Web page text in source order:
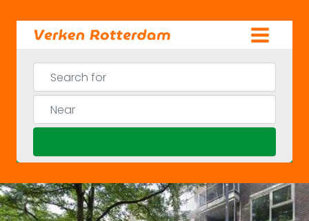
content
Search for
Near